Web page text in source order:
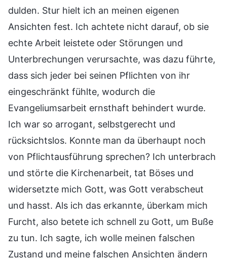
dulden. Stur hielt ich an meinen eigenen
Ansichten fest. Ich achtete nicht darauf, ob sie
echte Arbeit leistete oder Störungen und
Unterbrechungen verursachte, was dazu führte,
dass sich jeder bei seinen Pflichten von ihr
eingeschränkt fühlte, wodurch die
Evangeliumsarbeit ernsthaft behindert wurde.
Ich war so arrogant, selbstgerecht und
rücksichtslos. Konnte man da überhaupt noch
von Pflichtausführung sprechen? Ich unterbrach
und störte die Kirchenarbeit, tat Böses und
widersetzte mich Gott, was Gott verabscheut
und hasst. Als ich das erkannte, überkam mich
Furcht, also betete ich schnell zu Gott, um Buße
zu tun. Ich sagte, ich wolle meinen falschen
Zustand und meine falschen Ansichten ändern